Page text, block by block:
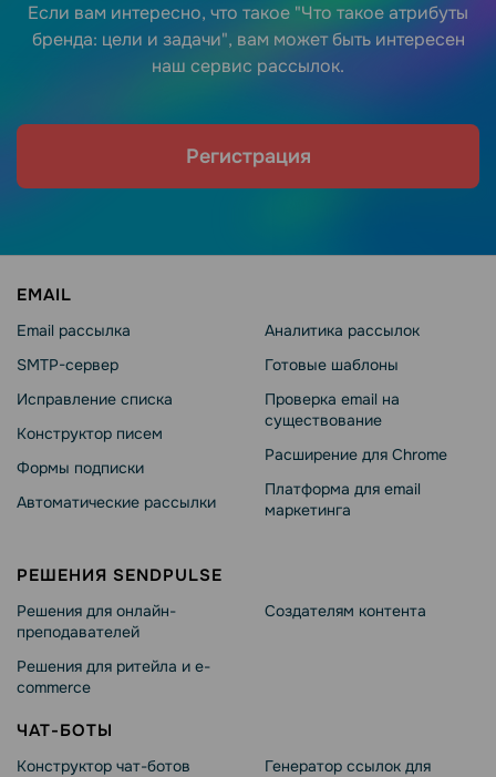
Если вам интересно, что такое "Что такое атрибуты
бренда: цели и задачи", вам может быть интересен
наш сервис рассылок.
Регистрация
EMAIL
Email рассылка
SMTP-сервер
Исправление списка
Конструктор писем
Формы подписки
Автоматические рассылки
Аналитика рассылок
Готовые шаблоны
Проверка email на
существование
Расширение для Chrome
Платформа для email
маркетинга
РЕШЕНИЯ SENDPULSE
Решения для онлайн-
преподавателей
Решения для ритейла и e-
commerce
Создателям контента
ЧАТ-БОТЫ
Конструктор чат-ботов
Генератор ссылок для